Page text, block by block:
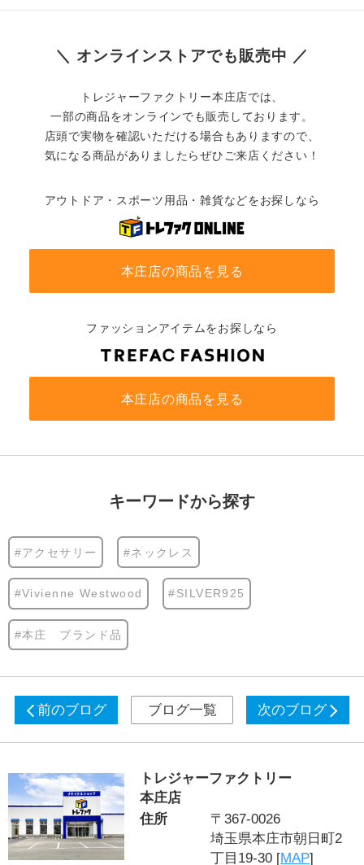
＼ オンラインストアでも販売中 ／
トレジャーファクトリー本庄店では、
一部の商品をオンラインでも販売しております。
店頭で実物を確認いただける場合もありますので、
気になる商品がありましたらぜひご来店ください！
アウトドア・スポーツ用品・雑貨などをお探しなら
本庄店の商品を見る
ファッションアイテムをお探しなら
本庄店の商品を見る
キーワードから探す
#アクセサリー #ネックレス
#Vivienne Westwood #SILVER925
#本庄 ブランド品
前のブログ ブログ一覧 次のブログ
トレジャーファクトリー
本庄店
住所
〒367-0026
埼玉県本庄市朝日町2
丁目19-30 [MAP]